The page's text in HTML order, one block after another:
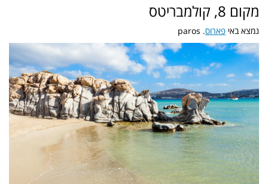
מקום 8, קולמבריטס
נמצא באי פארוס. paros